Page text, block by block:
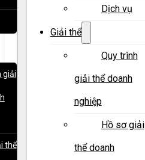
giải
thể
Dịch vụ
Giải thể
Quy trình
giải thể doanh
nghiệp
Hồ sơ giải
thể doanh